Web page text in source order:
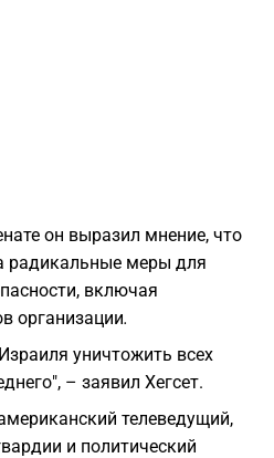
он выразил мнение, что
радикальные меры для
включая
организации.
уничтожить всех
– заявил Хегсет.
телеведущий,
и политический